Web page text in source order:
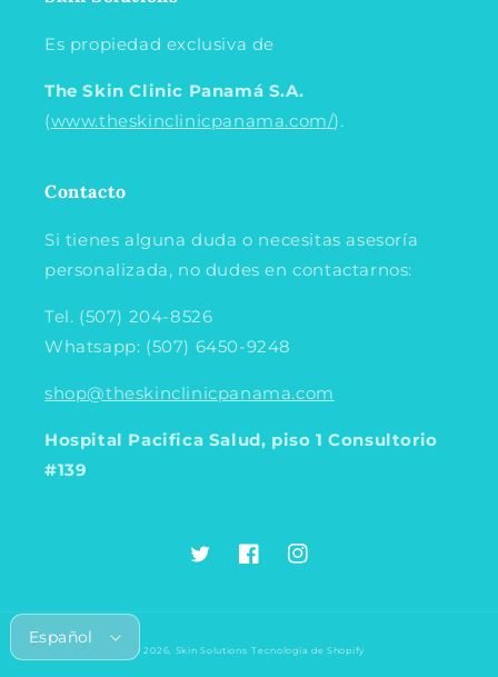
Es propiedad exclusiva de
The Skin Clinic Panamá S.A.
(www.theskinclinicpanama.com/).
Contacto
Si tienes alguna duda o necesitas asesoría
personalizada, no dudes en contactarnos:
Tel. (507) 204-8526
Whatsapp: (507) 6450-9248
shop@theskinclinicpanama.com
Hospital Pacifica Salud, piso 1 Consultorio
#139
TwitterFacebookInstagram
Español
© 2026, Skin Solutions Tecnología de Shopify